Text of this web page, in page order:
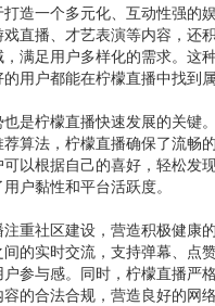
造一个多元化、互动性强的
直播、才艺表演等内容，还
满足用户多样化的需求。这
用户都能在柠檬直播中找到
是柠檬直播快速发展的关键
算法，柠檬直播确保了流畅
以根据自己的喜好，轻松发
户黏性和平台活跃度。
重社区建设，营造积极健康
的实时交流，支持弹幕、点
参与感。同时，柠檬直播严
的合法合规，营造良好的网络